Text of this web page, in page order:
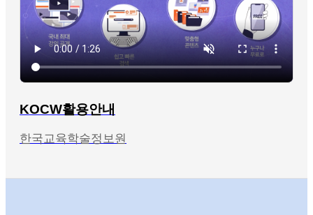
KOCW활용안내
한국교육학술정보원